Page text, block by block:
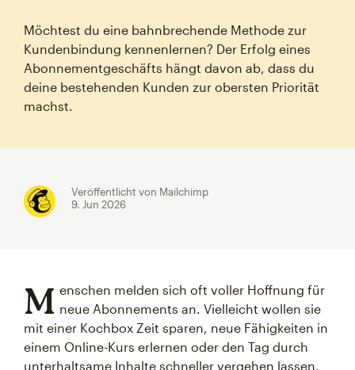
Möchtest du eine bahnbrechende Methode zur
Kundenbindung kennenlernen? Der Erfolg eines
Abonnementgeschäfts hängt davon ab, dass du
deine bestehenden Kunden zur obersten Priorität
machst.
Veröffentlicht von Mailchimp
9. Jun 2026
M enschen melden sich oft voller Hoffnung für
neue Abonnements an. Vielleicht wollen sie
mit einer Kochbox Zeit sparen, neue Fähigkeiten in
einem Online-Kurs erlernen oder den Tag durch
unterhaltsame Inhalte schneller vergehen lassen.